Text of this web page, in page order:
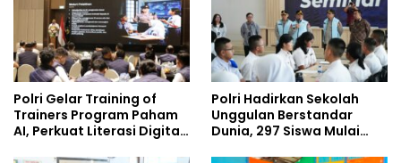
Polri Gelar Training of
Trainers Program Paham
AI, Perkuat Literasi Digital
Polri Hadirkan Sekolah
Unggulan Berstandar
Dunia, 297 Siswa Mulai